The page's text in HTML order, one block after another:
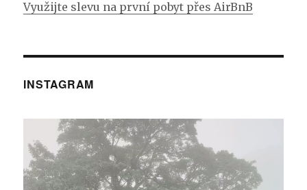
Využijte slevu na první pobyt přes AirBnB
INSTAGRAM